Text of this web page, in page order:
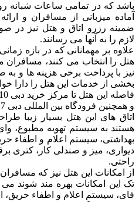
آماده میزبانی از مسافران و
ضمینه رزرو اتاق و هتل نیز در
لازم را به آنها می رسانند.
علاوه بر مهمانانی که در بازه
هتل را انتخاب می کنند،
نیز با پرداخت برخی هزینه ها و به
بخشی از خدمات این هتل را دارا
و همچنین فرودگاه بین المللی دبی 17 کیلومتر می باشد.
اتاق های این هتل بسیار زیبا
هستند به سیستم تهویه مطبوع،
بهداشتی، سیستم اعلام و اطفاء
دیواری، میز و صندلی کار، کتری
راحتی.
از امکانات این هتل نیز که
فای، سیستم اعلام و اطفاء حریق،